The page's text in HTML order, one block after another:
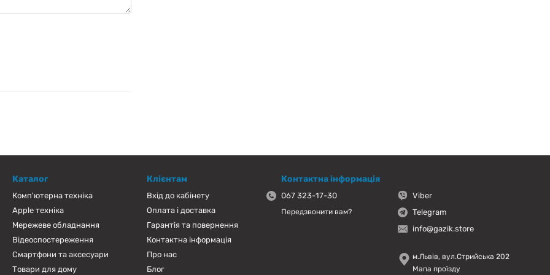
Каталог
Комп'ютерна техніка
Apple техніка
Мережеве обладнання
Відеоспостереження
Смартфони та аксесуари
Товари для дому
Клієнтам
Вхід до кабінету
Оплата і доставка
Гарантія та повернення
Контактна інформація
Про нас
Блог
Контактна інформація
067 323-17-30
Передзвонити вам?
Viber
Telegram
info@gazik.store
м.Львів, вул.Стрийська 202
Мапа проїзду